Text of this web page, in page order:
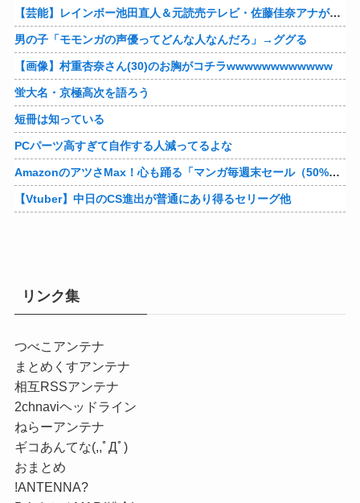
【芸能】レインボー池田直人＆元読売テレビ・佐藤佳奈アナが結婚
男の子「モモンガの声優ってどんな人なんだろ」→ググる
【画像】村重杏奈さん(30)のお胸がコチラwwwwwwwwwwww
蛍大名・京極高次を語ろう
短冊は知っている
PCパーツ高すぎて自作する人減ってるよな
AmazonのアツさMax！心も踊る「マンガ毎週末セール（50%還元）」2日目襲来！他
【Vtuber】中日のCS進出が普通にあり得るセリーグ他
リンク集
つべこアンテナ
まとめくすアンテナ
相互RSSアンテナ
2chnaviヘッドライン
ねらーアンテナ
ギコあんてな(,,ﾟДﾟ)
おまとめ
!ANTENNA?